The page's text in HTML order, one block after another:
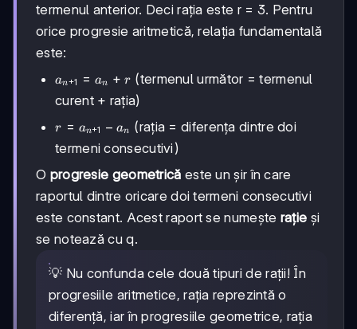
termenul anterior. Deci rația este r = 3. Pentru
orice progresie aritmetică, relația fundamentală
este:
a_{n+1}
= a_n +
r
an+1 = an + r (termenul următor = termenul
curent + rația)
r =
a_{n+1}
- a_n
r = an+1 − an (rația = diferența dintre doi
termeni consecutivi)
O progresie geometrică este un șir în care
raportul dintre oricare doi termeni consecutivi
este constant. Acest raport se numește rație și
se notează cu q.
💡 Nu confunda cele două tipuri de rații! În
progresiile aritmetice, rația reprezintă o
diferență, iar în progresiile geometrice, rația